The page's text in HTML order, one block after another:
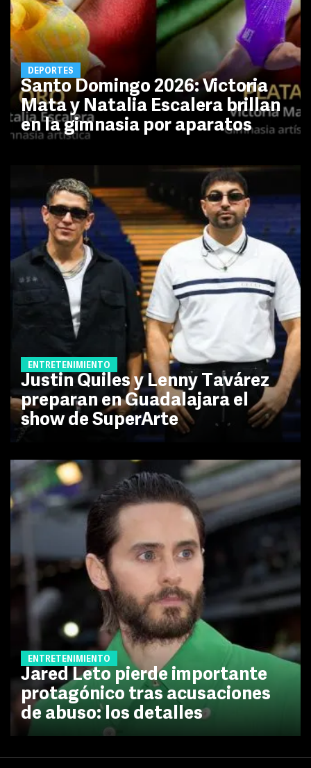
DEPORTES
Santo Domingo 2026: Victoria
Mata y Natalia Escalera brillan
en la gimnasia por aparatos
ENTRETENIMIENTO
Justin Quiles y Lenny Tavárez
preparan en Guadalajara el
show de SuperArte
ENTRETENIMIENTO
Jared Leto pierde importante
protagónico tras acusaciones
de abuso: los detalles